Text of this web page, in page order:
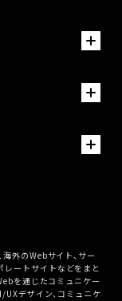
外のWebサイト、サー
レートサイトなどをまと
を通じたコミュニケー
UXデザイン、コミュニケ